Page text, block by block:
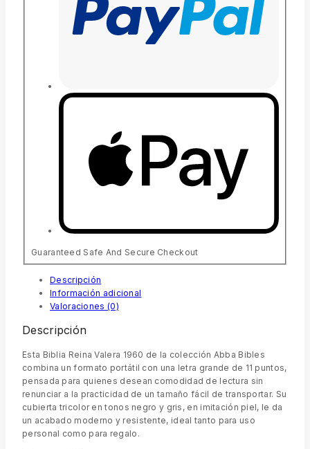
Guaranteed Safe And Secure Checkout
Descripción
Información adicional
Valoraciones (0)
Descripción
Esta Biblia Reina Valera 1960 de la colección Abba Bibles
combina un formato portátil con una letra grande de 11 puntos,
pensada para quienes desean comodidad de lectura sin
renunciar a la practicidad de un tamaño fácil de transportar. Su
cubierta tricolor en tonos negro y gris, en imitación piel, le da
un acabado moderno y resistente, ideal tanto para uso
personal como para regalo.